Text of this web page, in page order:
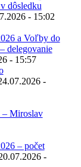
dôsledku
- 15:02
a Voľby do
delegovanie
- 15:57
-
– Miroslav
– počet
-